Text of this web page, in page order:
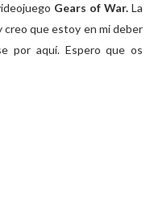
Gears of War. La
creo que estoy en mi deber
por aquí. Espero que os